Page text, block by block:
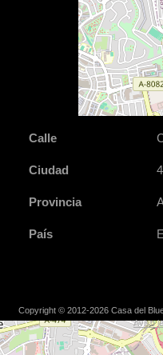
Calle
Ciudad
Provincia
País
Copyright © 2012-2026 Casa del
Aviso
Cookies: preferencias de